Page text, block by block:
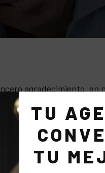
agradecimiento, en
por nuestro
a las que respeto y
TU
TU